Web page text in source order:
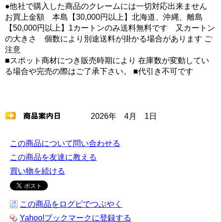
●他社で購入した商品のクレームには一切対応出来ません
お買上金額 本島【30,000円以上】北海道、沖縄、離島
【50,000円以上】1カートンのみ送料無料です 又カートン
の大きさ 個数により別途送料が掛かる場合があります ご
注意
■スポット商材につき販売時期により 在庫数が変動してい
る場合や完売の際はご了承下さい。 ■代引き不可です
2026年 4月 1日
この商品について問い合わせる
この商品を友達に教える
買い物を続ける
この商品をログピでつぶやく
Yahoo!ブックマークに登録する